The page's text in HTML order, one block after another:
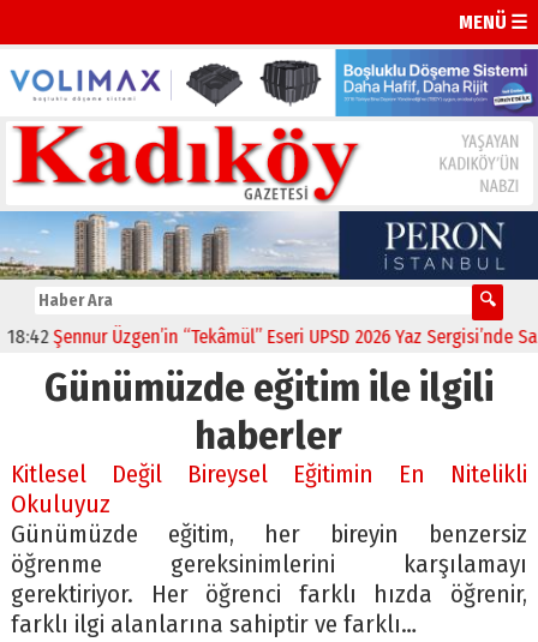
MENÜ ☰
Şennur Üzgen’in “Tekâmül” Eseri UPSD 2026 Yaz Sergisi’nde
Günümüzde eğitim ile ilgili
haberler
Kitlesel Değil Bireysel Eğitimin En Nitelikli
Okuluyuz
Günümüzde eğitim, her bireyin benzersiz
öğrenme gereksinimlerini karşılamayı
gerektiriyor. Her öğrenci farklı hızda öğrenir,
farklı ilgi alanlarına sahiptir ve farklı…